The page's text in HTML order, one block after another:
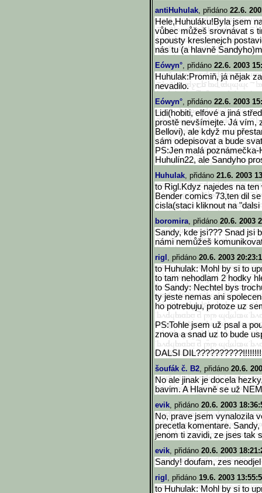
antiHuhulak, přidáno 22.6.
Hele,Huhuláku!Byla jsem
vůbec můžeš srovnávat s
spousty kreslenejch
nás tu (a hlavně
Eówyn°, přidáno 22.6. 2003
Huhulak:Promiň, já nějak
nevadilo.
Eówyn°, přidáno 22.6. 2003
Lidi(hobiti, elfové a jiná
prostě nevšímejte. Já vím,
Bellovi), ale když mu
sám odepisovat a bude
PS:Jen malá
Huhulín22, ale Sandyho
Huhulak, přidáno 21.6. 2003
to Rigl.Kdyz najedes na
Bender comics 73,ten dil
cisla(staci kliknout na
boromira, přidáno 20.6. 2003
Sandy, kde jsi??? Snad jsi
námi nemůžeš
rigl , přidáno 20.6. 2003
to Huhulak: Mohl by si to
to tam nehodlam 2 hodky
to Sandy: Nechtel bys
ty jeste nemas ani
ho potrebuju, protoze uz
PS:Tohle jsem už psal a
znova a snad uz to bude
DALSI
šoufák č. B2, přidáno 20.6.
No ale jinak je docela
bavim. A Hlavně se už
evik, přidáno 20.6. 2003
No, prave jsem vynalozila
precetla komentare.
jenom ti zavidi, ze jses tak
evik, přidáno 20.6. 2003
Sandy! doufam, zes
rigl , přidáno 19.6. 2003
to Huhulak: Mohl by si to